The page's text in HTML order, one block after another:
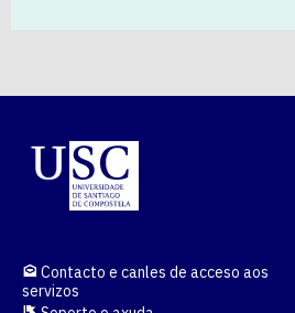
Contacto e canles de acceso aos
servizos